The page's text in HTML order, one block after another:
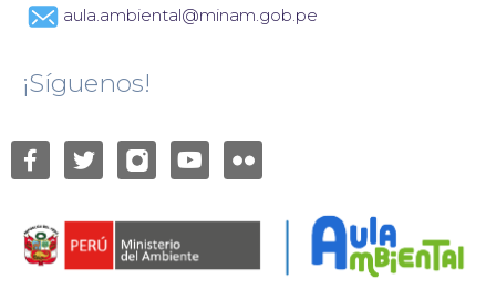
aula.ambiental@minam.gob.pe
¡Síguenos!